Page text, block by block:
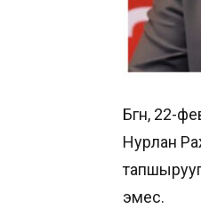
Бүгүн,
Нурлан
эмес.